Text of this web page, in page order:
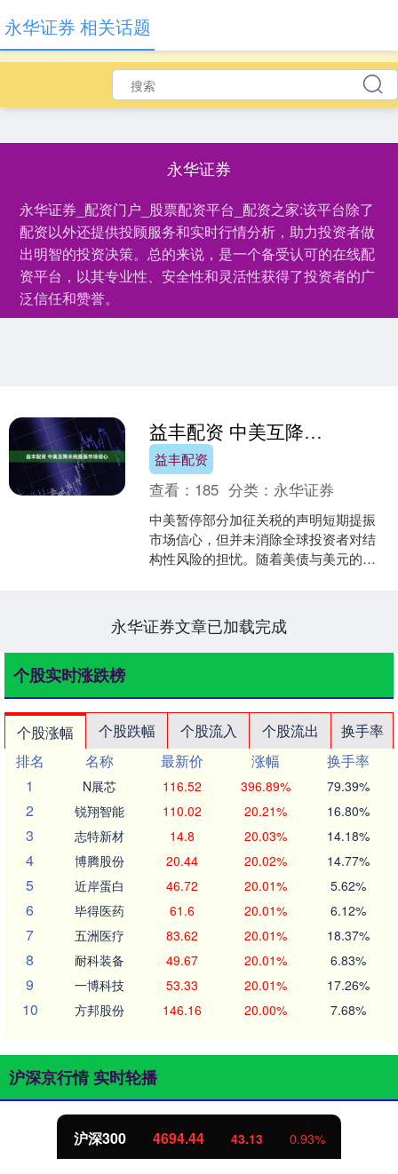
永华证券
永华证券_配资门户_股票配资平台_配资之家:该平台除了
配资以外还提供投顾服务和实时行情分析，助力投资者做
出明智的投资决策。总的来说，是一个备受认可的在线配
资平台，以其专业性、安全性和灵活性获得了投资者的广
泛信任和赞誉。
永华证券 相关话题
益丰配资 中美互降关税提振市场信心
益丰配资
查看： 185 分类： 永华证券
中美暂停部分加征关税的声明短期提振
市场信心，但并未消除全球投资者对结
构性风险的担忧。随着美债与美元的长
永华证券文章已加载完成
个股实时涨跌榜
个股涨幅 个股跌幅 个股流入 个股流出
换手率
排名
名称 最新价 涨幅
换手率
1
N展芯 116.52 396.89% 79.39%
2 锐翔智能 110.02 20.21% 16.80%
3 志特新材 14.8 20.03% 14.18%
4 博腾股份 20.44 20.02% 14.77%
5 近岸蛋白 46.72 20.01% 5.62%
6 毕得医药 61.6 20.01% 6.12%
7 五洲医疗 83.62 20.01% 18.37%
8 耐科装备 49.67 20.01% 6.83%
9 一博科技 53.33 20.01% 17.26%
10 方邦股份 146.16 20.00% 7.68%
沪深京行情 实时轮播
沪深300 4694.44 43.13 0.93%